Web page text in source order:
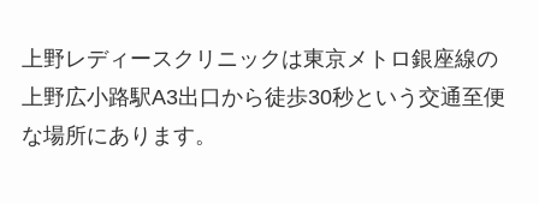
上野レディースクリニックは東京メトロ銀座線の
上野広小路駅A3出口から徒歩30秒という交通至便
な場所にあります。